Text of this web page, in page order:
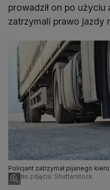
prowadził on po użyciu
zatrzymali prawo jazdy
Policjant zatrzymał pijanego
Źródło zdjęcia: Shutterstock